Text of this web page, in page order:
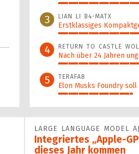
52%
3 LIAN LI B4-MATX
Erstklassiges
48%
4 RETURN TO CASTLE
Nach über 24 Jahren
42%
5 TERAFAB
Elon Musks Foundry
37%
LARGE LANGUAGE MODEL
Integriertes „Apple-
dieses Jahr kommen